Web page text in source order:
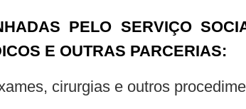
PELO SERVIÇO
E OUTRAS PARCERIAS:
cirurgias e outros